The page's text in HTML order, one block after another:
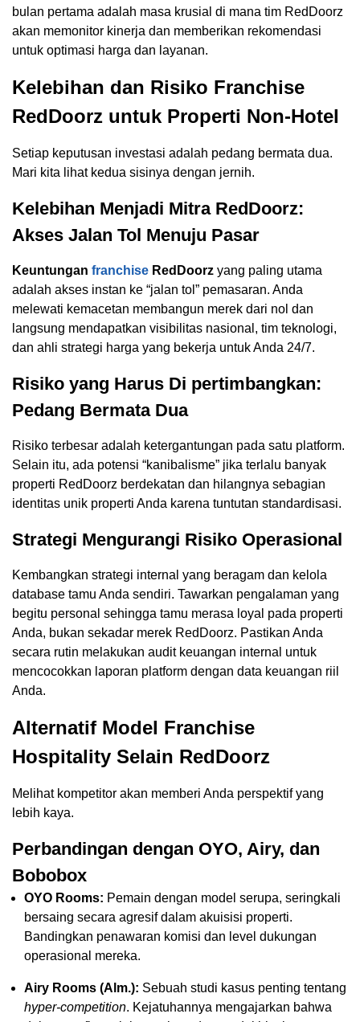
bulan pertama adalah masa krusial di mana tim RedDoorz
akan memonitor kinerja dan memberikan rekomendasi
untuk optimasi harga dan layanan.
Kelebihan dan Risiko Franchise
RedDoorz untuk Properti Non-Hotel
Setiap keputusan investasi adalah pedang bermata dua.
Mari kita lihat kedua sisinya dengan jernih.
Kelebihan Menjadi Mitra RedDoorz:
Akses Jalan Tol Menuju Pasar
Keuntungan franchise RedDoorz yang paling utama
adalah akses instan ke “jalan tol” pemasaran. Anda
melewati kemacetan membangun merek dari nol dan
langsung mendapatkan visibilitas nasional, tim teknologi,
dan ahli strategi harga yang bekerja untuk Anda 24/7.
Risiko yang Harus Di pertimbangkan:
Pedang Bermata Dua
Risiko terbesar adalah ketergantungan pada satu platform.
Selain itu, ada potensi “kanibalisme” jika terlalu banyak
properti RedDoorz berdekatan dan hilangnya sebagian
identitas unik properti Anda karena tuntutan standardisasi.
Strategi Mengurangi Risiko Operasional
Kembangkan strategi internal yang beragam dan kelola
database tamu Anda sendiri. Tawarkan pengalaman yang
begitu personal sehingga tamu merasa loyal pada properti
Anda, bukan sekadar merek RedDoorz. Pastikan Anda
secara rutin melakukan audit keuangan internal untuk
mencocokkan laporan platform dengan data keuangan riil
Anda.
Alternatif Model Franchise
Hospitality Selain RedDoorz
Melihat kompetitor akan memberi Anda perspektif yang
lebih kaya.
Perbandingan dengan OYO, Airy, dan
Bobobox
OYO Rooms: Pemain dengan model serupa, seringkali
bersaing secara agresif dalam akuisisi properti.
Bandingkan penawaran komisi dan level dukungan
operasional mereka.
Airy Rooms (Alm.): Sebuah studi kasus penting tentang
hyper-competition. Kejatuhannya mengajarkan bahwa